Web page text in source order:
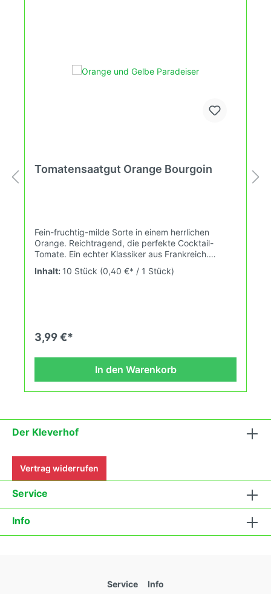
Tomatensaatgut Orange Bourgoin
Fein-fruchtig-milde Sorte in einem herrlichen
Orange. Reichtragend, die perfekte Cocktail-
Tomate. Ein echter Klassiker aus Frankreich.
Wuchshöhe: 2m Früchte: orange, saftig, 45-55g
Das Tomatensaatgut wird ausdrücklich als
fortlaufend ändernden Wachstumsbedingungen
nach den Grundsätzen des Demeter Verbandes
dem Balkon erleben kannst.
Inhalt: 10 Stück (0,40 €* / 1 Stück)
3,99 €*
In den Warenkorb
Der Kleverhof
Vertrag widerrufen
Service
Info
Service Info